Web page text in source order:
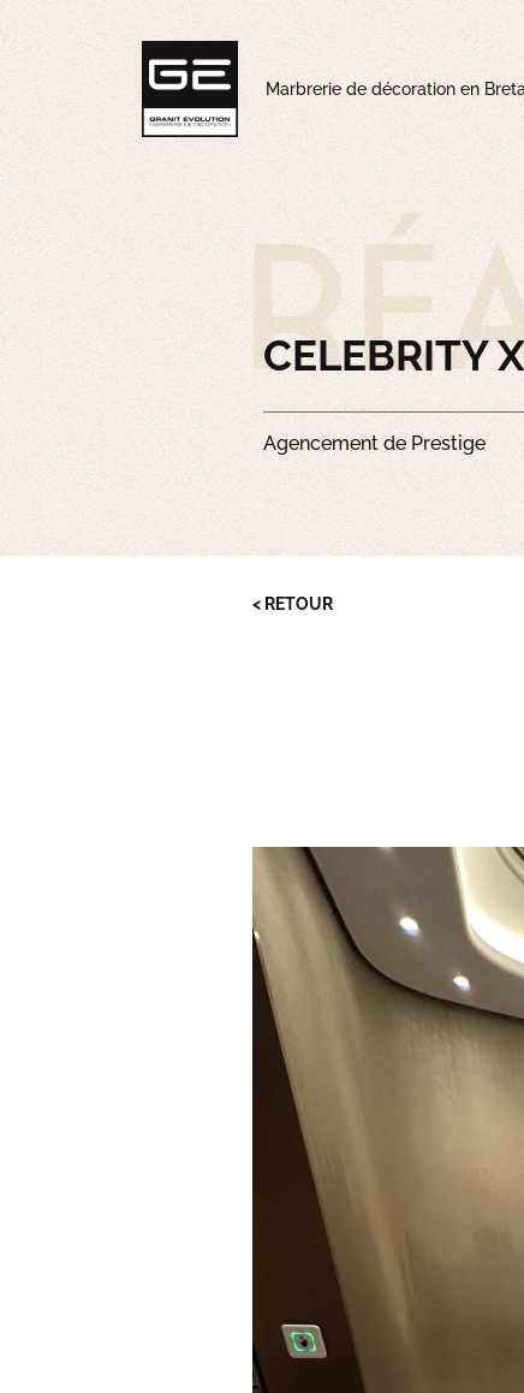
Marbrerie de décoration en
CELEBRITY
Agencement de Prestige
< RETOUR